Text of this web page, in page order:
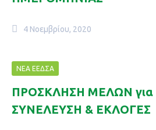
4 Νοεμβρίου, 2020
ΝΈΑ ΕΕΔΣΑ
ΠΡΟΣΚΛΗΣΗ ΜΕΛΩΝ για
ΣΥΝΕΛΕΥΣΗ & ΕΚΛΟΓΕΣ